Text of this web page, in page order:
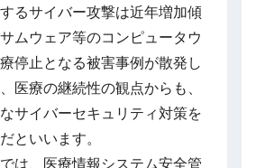
るサイバー攻撃は近年増加傾
ムウェア等のコンピュータウ
停止となる被害事例が散発し
医療の継続性の観点からも、
サイバーセキュリティ対策を
といいます。
は、医療情報システム安全管